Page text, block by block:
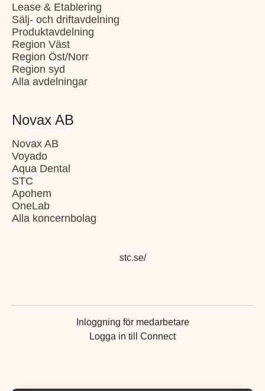
Lease & Etablering
Sälj- och driftavdelning
Produktavdelning
Region Väst
Region Öst/Norr
Region syd
Alla avdelningar
Novax AB
Novax AB
Voyado
Aqua Dental
STC
Apohem
OneLab
Alla koncernbolag
stc.se/
Inloggning för medarbetare
Logga in till Connect